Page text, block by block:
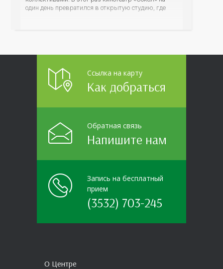
один день превратился в открытую студию, где
Ссылка на карту
Как добраться
Обратная связь
Напишите нам
Запись на бесплатный
прием
(3532) 703-245
О Центре